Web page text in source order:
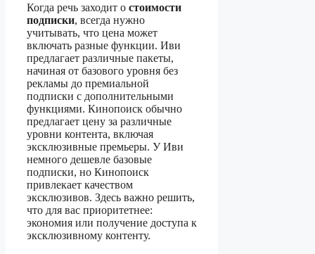
Когда речь заходит о стоимости
подписки, всегда нужно
учитывать, что цена может
включать разные функции. Иви
предлагает различные пакеты,
начиная от базового уровня без
рекламы до премиальной
подписки с дополнительными
функциями. Кинопоиск обычно
предлагает цену за различные
уровни контента, включая
эксклюзивные премьеры. У Иви
немного дешевле базовые
подписки, но Кинопоиск
привлекает качеством
эксклюзивов. Здесь важно решить,
что для вас приоритетнее:
экономия или получение доступа к
эксклюзивному контенту.